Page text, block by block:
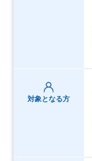
対象となる方